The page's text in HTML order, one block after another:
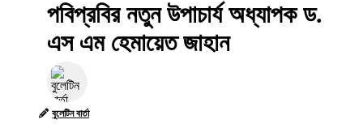
পবিপ্রবির নতুন উপাচার্য অধ্যাপক ড.
এস এম হেমায়েত জাহান
বুলেটিন বার্তা